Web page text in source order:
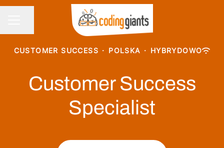
Udostępnij stronę
CUSTOMER SUCCESS · POLSKA · HYBRYDOWO
Customer Success
Specialist